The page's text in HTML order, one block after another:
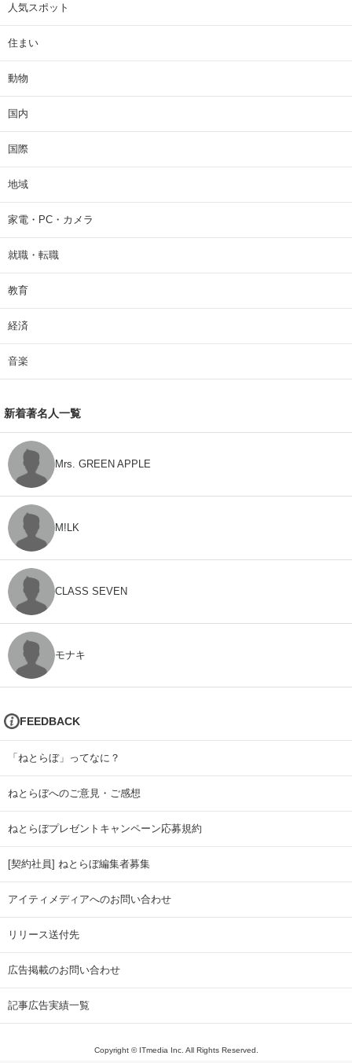
人気スポット
住まい
動物
国内
国際
地域
家電・PC・カメラ
就職・転職
教育
経済
音楽
新着著名人一覧
Mrs. GREEN APPLE
M!LK
CLASS SEVEN
モナキ
FEEDBACK
「ねとらぼ」ってなに？
ねとらぼへのご意見・ご感想
ねとらぼプレゼントキャンペーン応募規約
[契約社員] ねとらぼ編集者募集
アイティメディアへのお問い合わせ
リリース送付先
広告掲載のお問い合わせ
記事広告実績一覧
Copyright © ITmedia Inc. All Rights Reserved.